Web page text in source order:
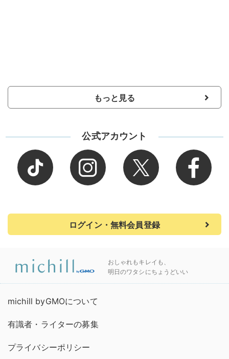
もっと見る
公式アカウント
ログイン・無料会員登録
おしゃれもキレイも、
明日のワタシにちょうどいい
michill byGMOについて
有識者・ライターの募集
プライバシーポリシー